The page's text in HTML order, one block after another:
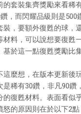
的套裝集齊獎勵來看稀
，而閃耀品級則是500
裝，要額外復甦的球，
材料，可以說想要復甦
基於這一點復甦獎勵比
這麼想，在版本更新後
是稀有30鑽，非凡90鑽
的復甦材料。表面看似
怒的原因則在於以下2